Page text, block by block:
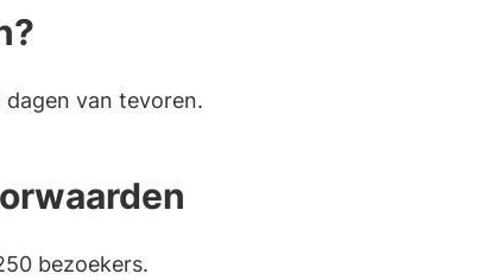
enter-
een
te
dagen van tevoren.
bezoekers.